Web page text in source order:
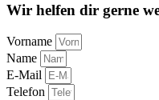
Wir helfen dir gerne
Vorname
Name
E-Mail
Telefon